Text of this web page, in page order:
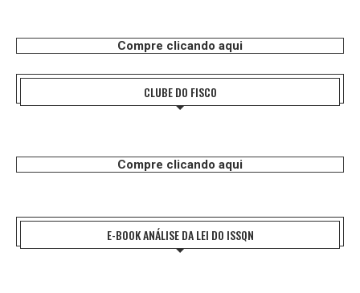
Compre clicando aqui
CLUBE DO FISCO
Compre clicando aqui
E-BOOK ANÁLISE DA LEI DO ISSQN